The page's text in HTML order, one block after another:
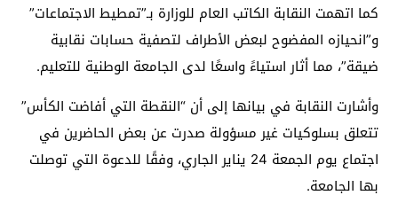
كما اتهمت النقابة الكاتب العام للوزارة بـ”تمطيط الاجتماعات”
و”انحيازه المفضوح لبعض الأطراف لتصفية حسابات نقابية
ضيقة”، مما أثار استياءً واسعًا لدى الجامعة الوطنية للتعليم.
وأشارت النقابة في بيانها إلى أن “النقطة التي أفاضت الكأس”
تتعلق بسلوكيات غير مسؤولة صدرت عن بعض الحاضرين في
اجتماع يوم الجمعة 24 يناير الجاري، وفقًا للدعوة التي توصلت
بها الجامعة.